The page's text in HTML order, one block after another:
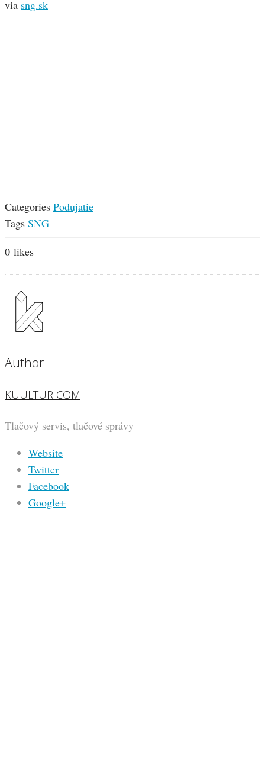
via sng.sk
Categories Podujatie
Tags SNG
0 likes
Author
KUULTUR COM
Tlačový servis, tlačové správy
Website
Twitter
Facebook
Google+